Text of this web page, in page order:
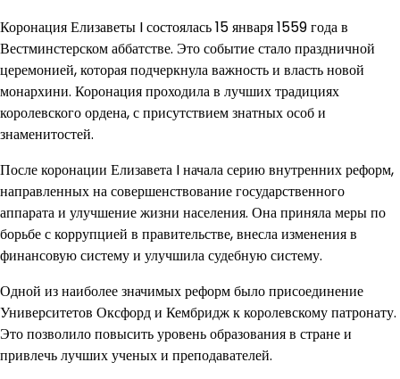
Коронация Елизаветы I состоялась 15 января 1559 года в
Вестминстерском аббатстве. Это событие стало праздничной
церемонией, которая подчеркнула важность и власть новой
монархини. Коронация проходила в лучших традициях
королевского ордена, с присутствием знатных особ и
знаменитостей.
После коронации Елизавета I начала серию внутренних реформ,
направленных на совершенствование государственного
аппарата и улучшение жизни населения. Она приняла меры по
борьбе с коррупцией в правительстве, внесла изменения в
финансовую систему и улучшила судебную систему.
Одной из наиболее значимых реформ было присоединение
Университетов Оксфорд и Кембридж к королевскому патронату.
Это позволило повысить уровень образования в стране и
привлечь лучших ученых и преподавателей.